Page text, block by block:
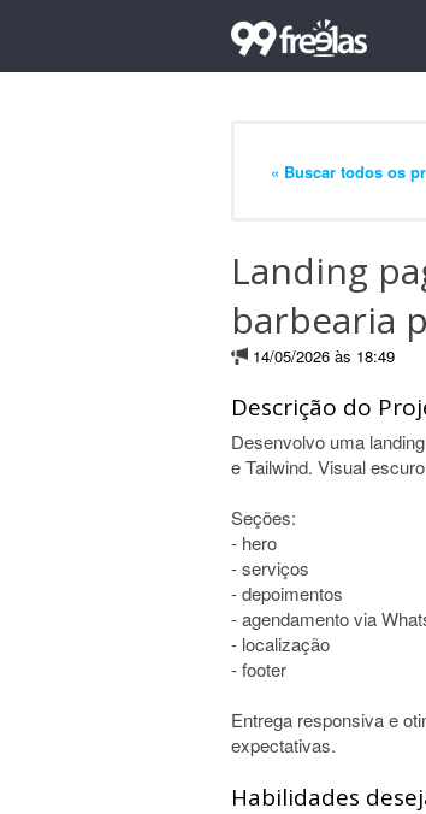
« Buscar todos os
Landing
barbearia
14/05/2026 às 18:49
Descrição do
Desenvolvo uma
e Tailwind. Visual
Seções:
- hero
- serviços
- depoimentos
- agendamento via
- localização
- footer
Entrega responsiva e
expectativas.
Habilidades